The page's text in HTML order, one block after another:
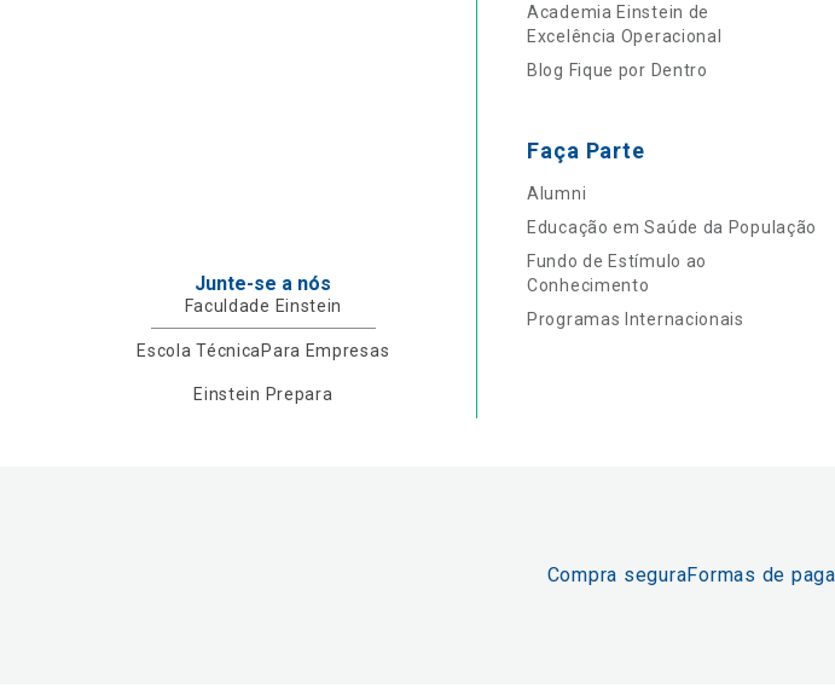
Junte-se a nós
Faculdade Einstein
Escola Técnica Para Empresas
Einstein Prepara
Academia Einstein de
Excelência Operacional
Blog Fique por Dentro
Faça Parte
Alumni
Educação em Saúde da População
Fundo de Estímulo ao
Conhecimento
Programas Internacionais
Compra seguraFormas de